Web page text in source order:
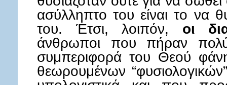
ασύλληπτο του είναι το να
του. Έτσι, λοιπόν, οι
άνθρωποι που πήραν
συμπεριφορά του Θεού
θεωρουμένων